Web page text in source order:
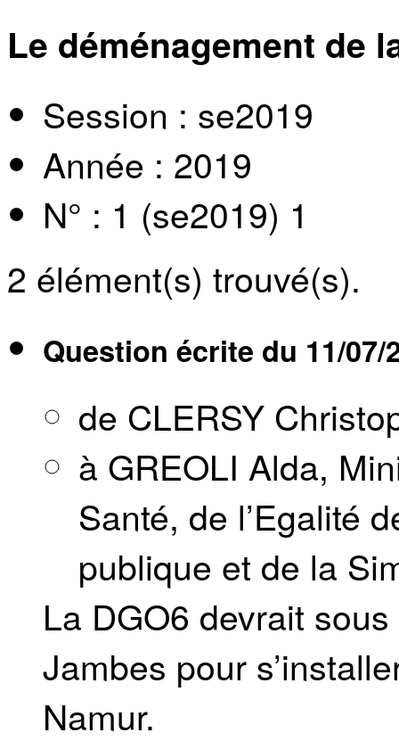
Le déménagement de
Session : se2019
Année : 2019
N° : 1 (se2019) 1
2 élément(s) trouvé(s).
Question écrite du 11/07/
de CLERSY
à GREOLI Alda,
Santé, de l’Egalité
publique et de la
La DGO6 devrait
Jambes pour
Namur.